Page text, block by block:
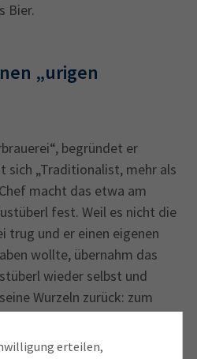
erteilen,
Bier.
„urigen
begründet er
sich „Traditionalist, mehr als
macht das etwa am
fest. Weil es nicht die
trug und er einen eigenen
wollte, übernahm das
wieder selbst und
Wurzeln zurück: zum